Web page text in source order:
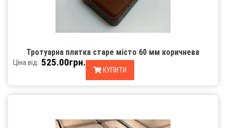
Тротуарна плитка старе місто 60 мм коричнева
Ціна від: 525.00грн.
КУПИТИ